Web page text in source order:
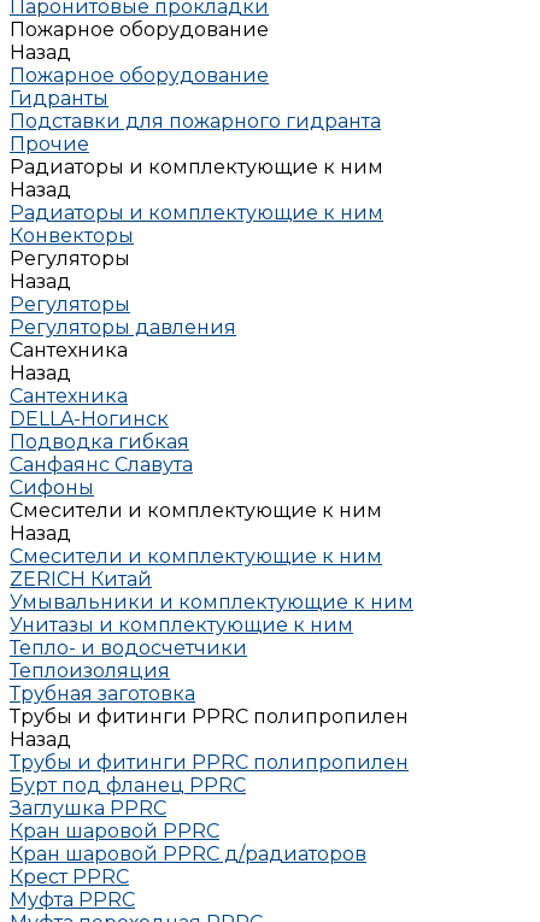
Паронитовые прокладки
Пожарное оборудование
Назад
Пожарное оборудование
Гидранты
Подставки для пожарного гидранта
Прочие
Радиаторы и комплектующие к ним
Назад
Радиаторы и комплектующие к ним
Конвекторы
Регуляторы
Назад
Регуляторы
Регуляторы давления
Сантехника
Назад
Сантехника
DELLA-Ногинск
Подводка гибкая
Санфаянс Славута
Сифоны
Смесители и комплектующие к ним
Назад
Смесители и комплектующие к ним
ZERICH Китай
Умывальники и комплектующие к ним
Унитазы и комплектующие к ним
Тепло- и водосчетчики
Теплоизоляция
Трубная заготовка
Трубы и фитинги PPRC полипропилен
Назад
Трубы и фитинги PPRC полипропилен
Бурт под фланец РРRC
Заглушка РРRC
Кран шаровой PPRC
Кран шаровой PPRC д/радиаторов
Крест PPRC
Муфта PPRC